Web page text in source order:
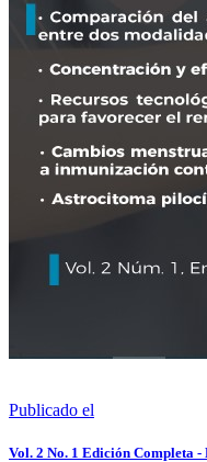
Publicado el
Vol. 2 No. 1 Edición Completa